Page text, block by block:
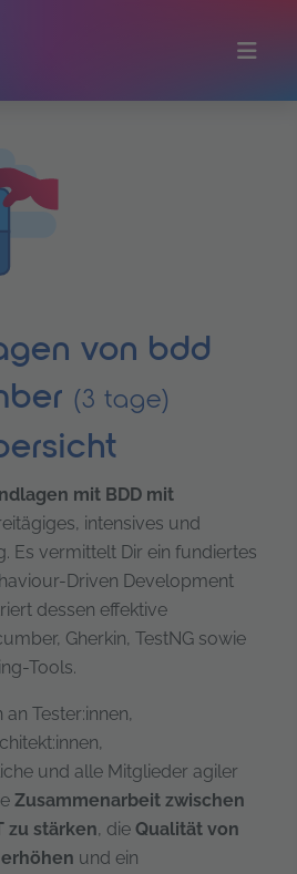
von bdd
(3 tage)
mit BDD mit
intensives und
Es vermittelt Dir ein fundiertes
Driven Development
dessen effektive
Gherkin, TestNG sowie
Tools.
Tester:innen,
und alle Mitglieder agiler
Zusammenarbeit zwischen
zu stärken, die Qualität von
und ein